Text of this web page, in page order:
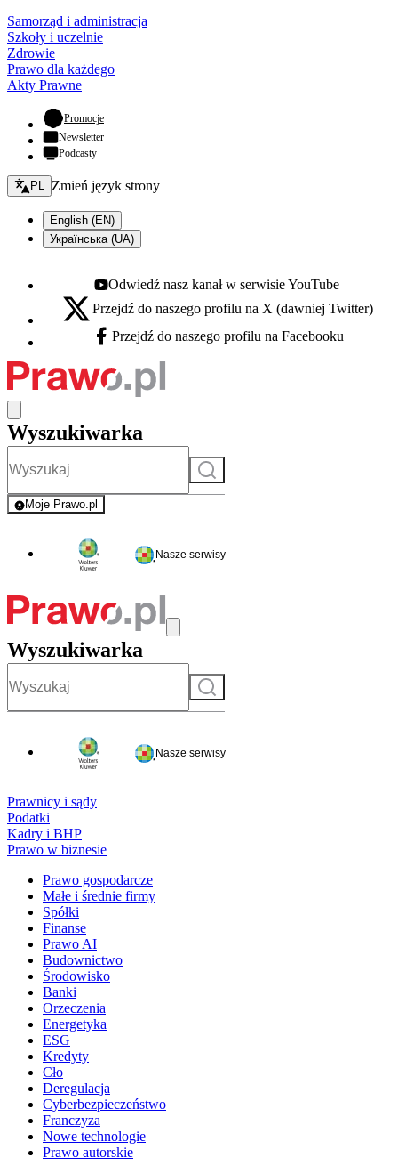
Samorząd i administracja
Szkoły i uczelnie
Zdrowie
Prawo dla każdego
Akty Prawne
Promocje- otwiera się w nowej karcie
Newsletter
Podcasty
Zmień język - bieżący:
PL Zmień język strony
English (EN)
Українська (UA)
Youtube - otwiera się w nowej karcie
Odwiedź nasz kanał w serwisie YouTube
X - otwiera się w nowej karcie
Przejdź do naszego profilu na X (dawniej Twitter)
Facebook - otwiera się w nowej karcie
Przejdź do naszego profilu na Facebooku
Wyszukiwarka
Szukaj
Moje Prawo.pl
- rejestracja i logowanie do serwisu
Nasze serwisy
Wyszukiwarka
Szukaj
Nasze serwisy
Prawnicy i sądy
Podatki
Kadry i BHP
Prawo w biznesie
Prawo gospodarcze
Małe i średnie firmy
Spółki
Finanse
Prawo AI
Budownictwo
Środowisko
Banki
Orzeczenia
Energetyka
ESG
Kredyty
Cło
Deregulacja
Cyberbezpieczeństwo
Franczyza
Nowe technologie
Prawo autorskie